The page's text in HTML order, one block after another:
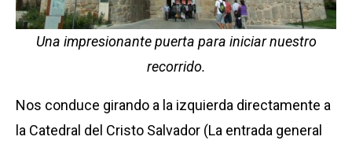
Una impresionante puerta para iniciar nuestro
recorrido.
Nos conduce girando a la izquierda directamente a
la Catedral del Cristo Salvador (La entrada general